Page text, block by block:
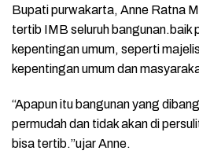
Bupati purwakarta, Anne Ratna
tertib IMB seluruh bangunan.baik
kepentingan umum, seperti
kepentingan umum dan
“Apapun itu bangunan yang
permudah dan tidak akan di
bisa tertib.”ujar Anne.